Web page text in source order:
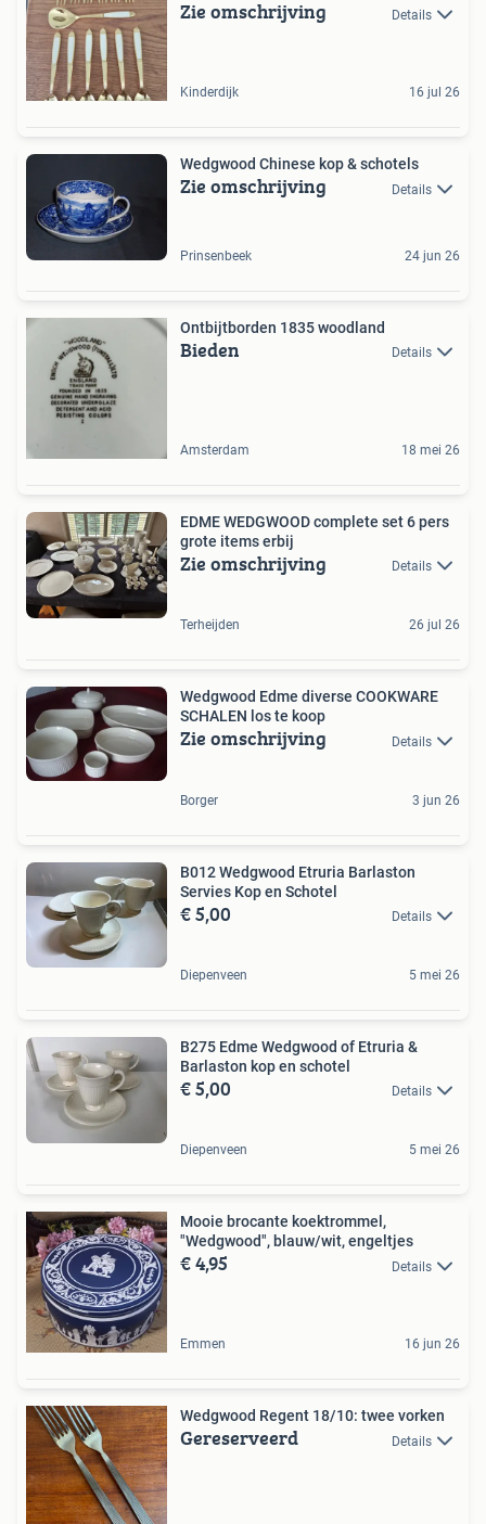
Zie omschrijving Details
Kinderdijk 16 jul 26
Wedgwood Chinese kop & schotels
Zie omschrijving Details
Prinsenbeek 24 jun 26
Ontbijtborden 1835 woodland
Bieden Details
Amsterdam 18 mei 26
EDME WEDGWOOD complete set 6 pers
grote items erbij
Zie omschrijving Details
Terheijden 26 jul 26
Wedgwood Edme diverse COOKWARE
SCHALEN los te koop
Zie omschrijving Details
Borger 3 jun 26
B012 Wedgwood Etruria Barlaston
Servies Kop en Schotel
€ 5,00 Details
Diepenveen 5 mei 26
B275 Edme Wedgwood of Etruria &
Barlaston kop en schotel
€ 5,00 Details
Diepenveen 5 mei 26
Mooie brocante koektrommel,
"Wedgwood", blauw/wit, engeltjes
€ 4,95 Details
Emmen 16 jun 26
Wedgwood Regent 18/10: twee vorken
Gereserveerd Details